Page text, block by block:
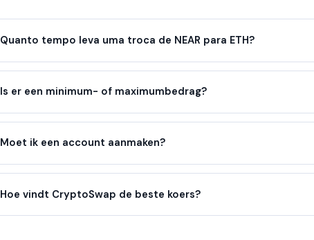
Quanto tempo leva uma troca de NEAR para ETH?
Is er een minimum- of maximumbedrag?
Moet ik een account aanmaken?
Hoe vindt CryptoSwap de beste koers?